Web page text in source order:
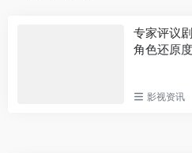
专家评议
角色还原度
影视资讯